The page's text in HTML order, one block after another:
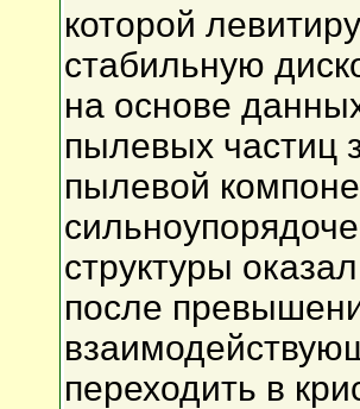
которой
стабильную
на основе
пылевых частиц
пылевой
структуры
после
переходить в